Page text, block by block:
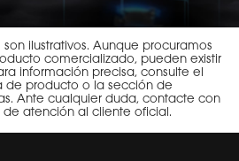
ilustrativos. Aunque procuramos
comercializado, pueden existir
información precisa, consulte el
de producto o la sección de
Ante cualquier duda, contacte con
de atención al cliente oficial.